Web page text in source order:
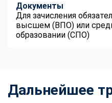
Документы
Для зачисления
высшем (ВПО) или
образовании (СПО)
Дальнейшее